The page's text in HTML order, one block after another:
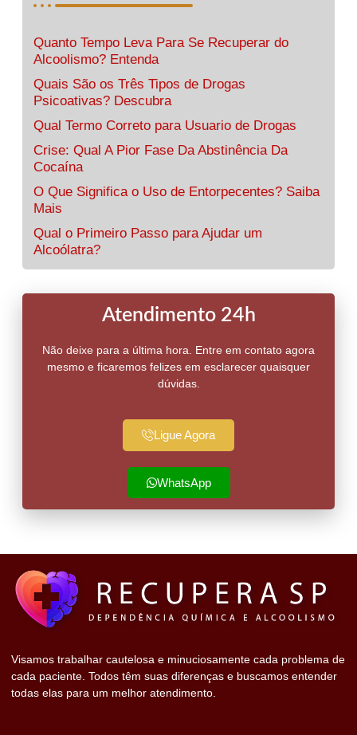
Quanto Tempo Leva Para Se Recuperar do
Alcoolismo? Entenda
Quais São os Três Tipos de Drogas
Psicoativas? Descubra
Qual Termo Correto para Usuario de Drogas
Crise: Qual A Pior Fase Da Abstinência Da
Cocaína
O Que Significa o Uso de Entorpecentes? Saiba
Mais
Qual o Primeiro Passo para Ajudar um
Alcoólatra?
Atendimento 24h
Não deixe para a última hora. Entre em contato agora
mesmo e ficaremos felizes em esclarecer quaisquer
dúvidas.
Ligue Agora
WhatsApp
Visamos trabalhar cautelosa e minuciosamente cada problema de
cada paciente. Todos têm suas diferenças e buscamos entender
todas elas para um melhor atendimento.